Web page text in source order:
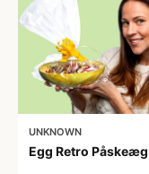
UNKNOWN
Egg Retro Påskeæg